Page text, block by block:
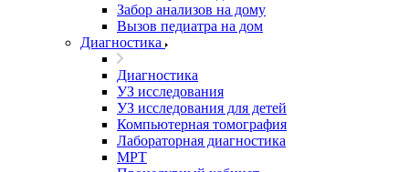
Забор анализов на дому
Вызов педиатра на дом
Диагностика
Диагностика
УЗ исследования
УЗ исследования для детей
Компьютерная томография
Лабораторная диагностика
МРТ